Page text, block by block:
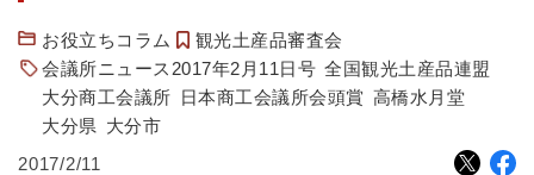
お役立ちコラム
観光土産品審査会
会議所ニュース2017年2月11日号 全国観光土産品連盟
大分商工会議所 日本商工会議所会頭賞 高橋水月堂
大分県 大分市
2017/2/11